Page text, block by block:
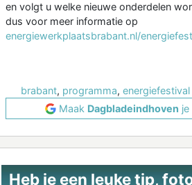
en volgt u welke nieuwe onderdelen
dus voor meer informatie op
energiewerkplaatsbrabant.nl/
brabant, programma, energiefestival
Maak Dagbladeindhoven
Heb je een leuke tip,